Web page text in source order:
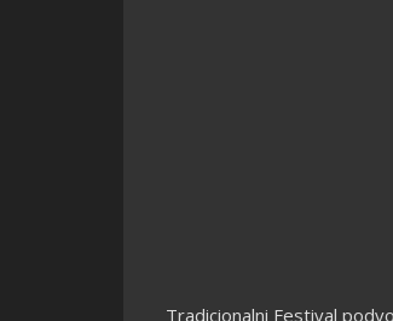
Tradicionalni Festival